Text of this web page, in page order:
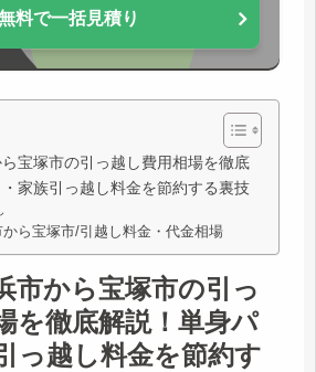
料で一括見積り
宝塚市の引っ越し費用相場を徹底
家族引っ越し料金を節約する裏技
ら宝塚市/引越し料金・代金相場
市から宝塚市の引っ
を徹底解説！単身パ
っ越し料金を節約す